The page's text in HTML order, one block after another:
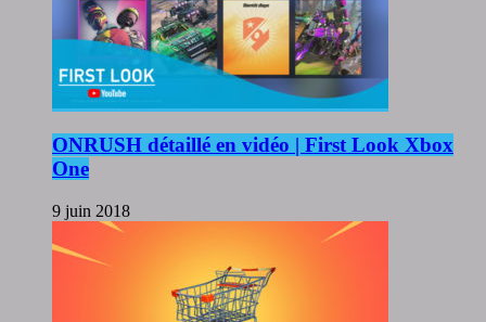
ONRUSH détaillé en vidéo | First Look Xbox
One
9 juin 2018